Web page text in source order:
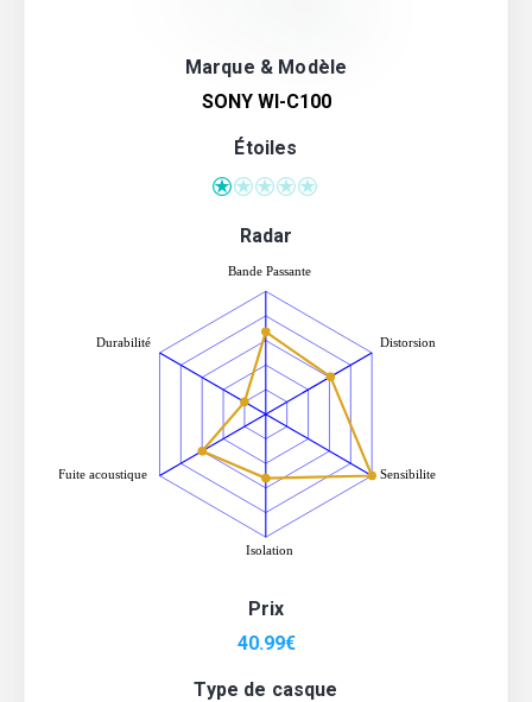
Marque & Modèle
SONY WI-C100
Étoiles
Radar
Prix
40.99€
Type de casque